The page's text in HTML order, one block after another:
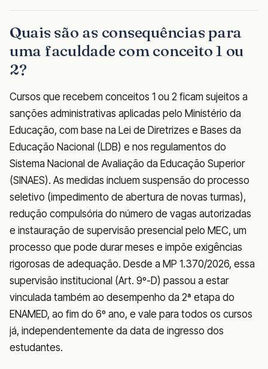
Quais são as consequências para
uma faculdade com conceito 1 ou
2?
Cursos que recebem conceitos 1 ou 2 ficam sujeitos a
sanções administrativas aplicadas pelo Ministério da
Educação, com base na Lei de Diretrizes e Bases da
Educação Nacional (LDB) e nos regulamentos do
Sistema Nacional de Avaliação da Educação Superior
(SINAES). As medidas incluem suspensão do processo
seletivo (impedimento de abertura de novas turmas),
redução compulsória do número de vagas autorizadas
e instauração de supervisão presencial pelo MEC, um
processo que pode durar meses e impõe exigências
rigorosas de adequação. Desde a MP 1.370/2026, essa
supervisão institucional (Art. 9º-D) passou a estar
vinculada também ao desempenho da 2ª etapa do
ENAMED, ao fim do 6º ano, e vale para todos os cursos
já, independentemente da data de ingresso dos
estudantes.